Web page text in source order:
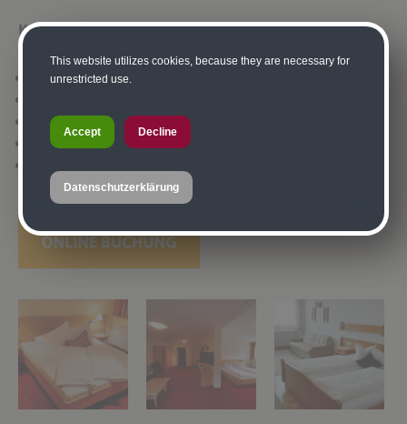
Kinderermäßigung im Zimmer der Eltern mit 2
Vollzahlern:
0 bis 3 Jahre - 100%
3 bis 6 Jahre (ab 3 Nächte) - € 25,00 inkl. Frühstück
6 bis 14 Jahre (1-2 Nächte) - 20% / ab 3 Nächte -30%
This website utilizes cookies, because they are necessary for
unrestricted use.
Accept Decline
Datenschutzerklärung